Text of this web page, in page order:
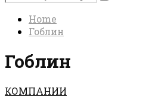
for:
Search
Home
Гоблин
Гоблин
КОМПАНИИ